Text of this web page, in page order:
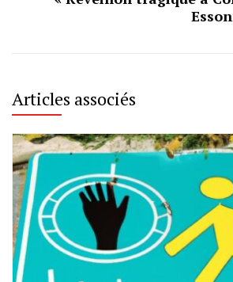
Articles associés